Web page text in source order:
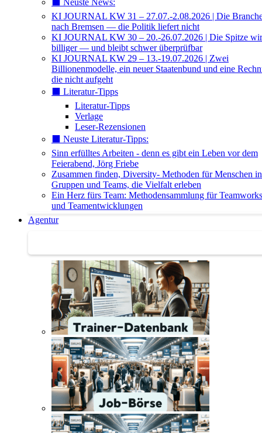
⬛️ Neuste News:
KI JOURNAL KW 31 – 27.07.-2.08.2026 | Die
nach Bremsen — die Politik liefert nicht
KI JOURNAL KW 30 – 20.-26.07.2026 | Die Spitze
billiger — und bleibt schwer überprüfbar
KI JOURNAL KW 29 – 13.-19.07.2026 | Zwei
Billionenmodelle, ein neuer Staatenbund und eine
die nicht aufgeht
⬛️ Literatur-Tipps
Literatur-Tipps
Verlage
Leser-Rezensionen
⬛️ Neuste Literatur-Tipps:
Sinn erfülltes Arbeiten - denn es gibt ein Leben vor dem
Feierabend, Jörg Friebe
Zusammen finden, Diversity- Methoden für Menschen in
Gruppen und Teams, die Vielfalt erleben
Ein Herz fürs Team: Methodensammlung für
und Teamentwicklungen
Agentur